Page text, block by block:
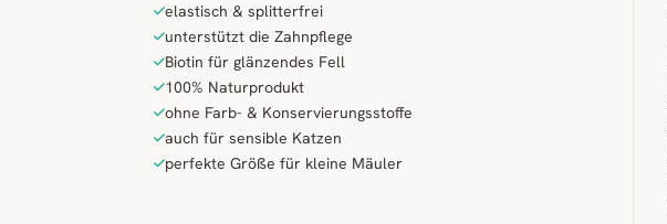
elastisch & splitterfrei
unterstützt die Zahnpflege
Biotin für glänzendes Fell
100% Naturprodukt
ohne Farb- & Konservierungsstoffe
auch für sensible Katzen
perfekte Größe für kleine Mäuler